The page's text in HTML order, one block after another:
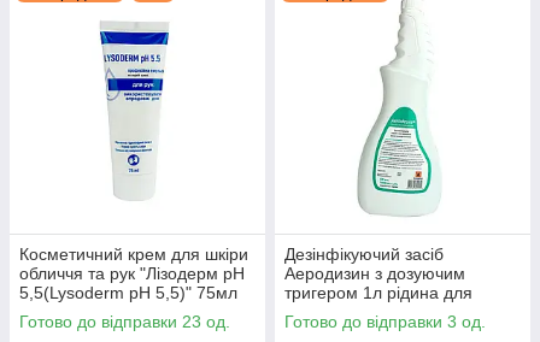
Косметичний крем для шкіри
обличчя та рук "Лізодерм рН
5,5(Lysoderm pH 5,5)" 75мл
(загоювальний,
розгладжуючий)
Готово до відправки 23 од.
Дезінфікуючий засіб
Аеродизин з дозуючим
тригером 1л рідина для
стерилізації манікюрних
інструментів
Готово до відправки 3 од.